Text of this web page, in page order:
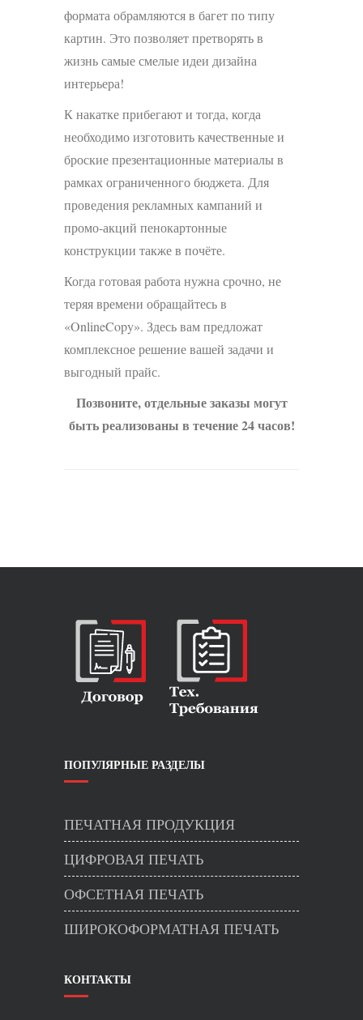
формата обрамляются в багет по типу
картин. Это позволяет претворять в
жизнь самые смелые идеи дизайна
интерьера!
К накатке прибегают и тогда, когда
необходимо изготовить качественные и
броские презентационные материалы в
рамках ограниченного бюджета. Для
проведения рекламных кампаний и
промо-акций пенокартонные
конструкции также в почёте.
Когда готовая работа нужна срочно, не
теряя времени обращайтесь в
«OnlineCopy». Здесь вам предложат
комплексное решение вашей задачи и
выгодный прайс.
Позвоните, отдельные заказы могут
быть реализованы в течение 24 часов!
ПОПУЛЯРНЫЕ РАЗДЕЛЫ
ПЕЧАТНАЯ ПРОДУКЦИЯ
ЦИФРОВАЯ ПЕЧАТЬ
ОФСЕТНАЯ ПЕЧАТЬ
ШИРОКОФОРМАТНАЯ ПЕЧАТЬ
КОНТАКТЫ